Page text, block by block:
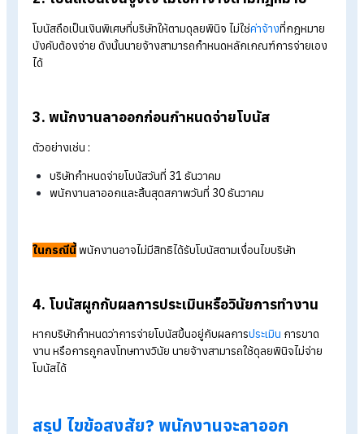
1. ระเบียบบริษัทกำหนดว่าต้องเป็นพนักงานในวัน
จ่ายโบนัส
หลายองค์กรระบุไว้ชัดว่า “ต้องมีสถานะเป็นพนักงานจนถึงวันที่จ่าย